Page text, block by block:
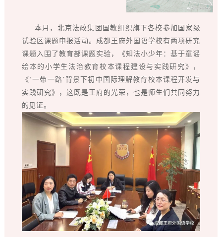
本月，北京法政集团国教组织旗下各校参加国家级
试验区课题申报活动。成都王府外国语学校有两项研究
课题入围了教育部课题实验，《知法小少年：基于童谣
绘本的小学生法治教育校本课程建设与实践研究》，
《‘一带一路’背景下初中国际理解教育校本课程开发与
实践研究》，这既是王府的光荣，也是师生们共同努力
的见证。